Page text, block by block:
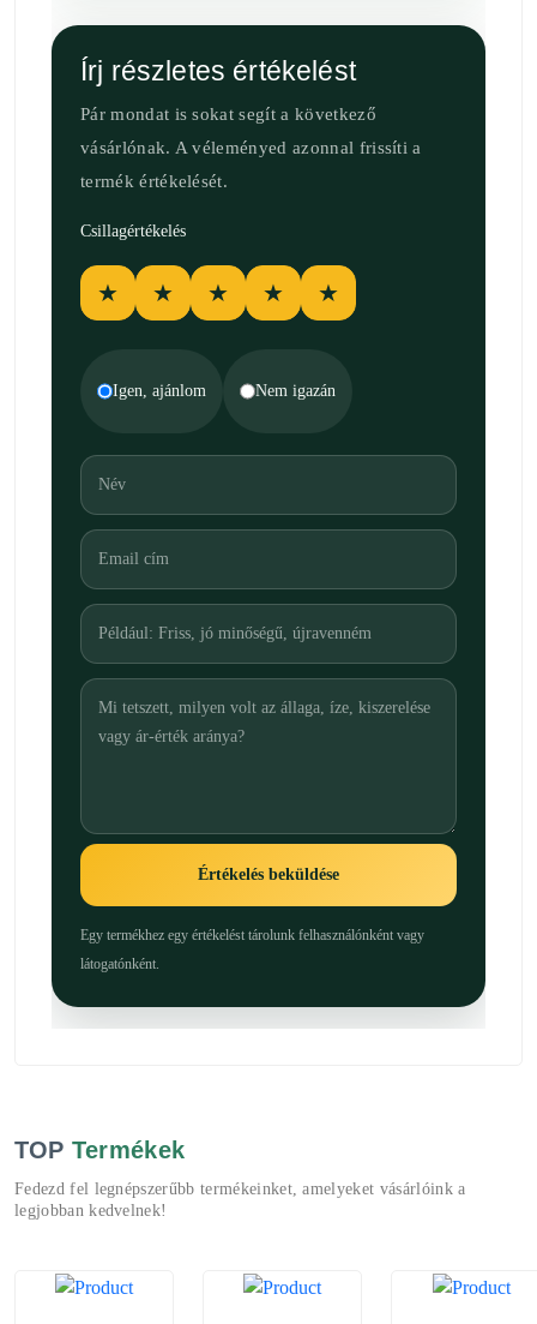
Írj részletes értékelést
Pár mondat is sokat segít a következő
vásárlónak. A véleményed azonnal frissíti a
termék értékelését.
Csillagértékelés
★ ★ ★ ★ ★
Igen, ajánlom Nem igazán
Értékelés beküldése
Egy termékhez egy értékelést tárolunk felhasználónként vagy
látogatónként.
TOP Termékek
Fedezd fel legnépszerűbb termékeinket, amelyeket vásárlóink a
legjobban kedvelnek!